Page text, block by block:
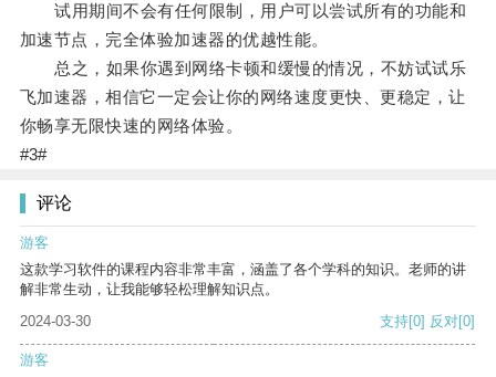
试用期间不会有任何限制，用户可以尝试所有的功能和
加速节点，完全体验加速器的优越性能。
总之，如果你遇到网络卡顿和缓慢的情况，不妨试试乐
飞加速器，相信它一定会让你的网络速度更快、更稳定，让
你畅享无限快速的网络体验。
#3#
评论
游客
这款学习软件的课程内容非常丰富，涵盖了各个学科的知识。老师的讲
解非常生动，让我能够轻松理解知识点。
2024-03-30
支持[0] 反对[0]
游客